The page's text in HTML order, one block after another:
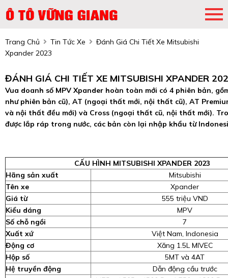
Trang Chủ Tin Tức Xe
Đánh Giá Chi Tiết Xe Mitsubishi
Xpander 2023
ĐÁNH GIÁ CHI TIẾT XE MITSUBISHI XPANDER
Vua doanh số MPV Xpander hoàn toàn mới có 4 phiên bản,
như phiên bản cũ), AT (ngoại thất mới, nội thất cũ), AT
và nội thất đều mới) và Cross (ngoại thất cũ, nội thất mới).
được lắp ráp trong nước, các bản còn lại nhập khẩu từ
CẤU HÌNH MITSUBISHI XPANDER 2023
Hãng sản xuất
Mitsubishi
Tên xe
Xpander
Giá từ
555 triệu VND
Kiểu dáng
MPV
Số chỗ ngồi
7
Xuất xứ
Việt Nam, Indonesia
Động cơ
Xăng 1.5L MIVEC
Hộp số
5MT và 4AT
Hệ truyền động
Dẫn động cầu trước